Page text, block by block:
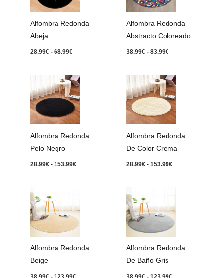
Alfombra Redonda
Abeja
28.99€ - 68.99€
hasta
68.99€
Alfombra Redonda
Abstracto Coloreado
38.99€ - 83.99€
hasta
83.99€
Alfombra Redonda
Pelo Negro
28.99€ - 153.99€
Rango
de
precios:
desde
28.99€
hasta
153.99€
Alfombra Redonda
De Color Crema
28.99€ - 153.99€
Rango
de
precios:
desde
28.99€
hasta
153.99€
Alfombra Redonda
Beige
precios:
desde
38.99€
hasta
123.99€
Alfombra Redonda
De Baño Gris
precios:
desde
38.99€
hasta
123.99€